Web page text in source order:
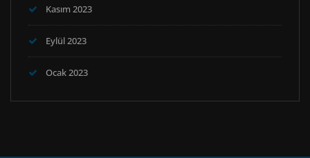
Kasım 2023
Eylül 2023
Ocak 2023